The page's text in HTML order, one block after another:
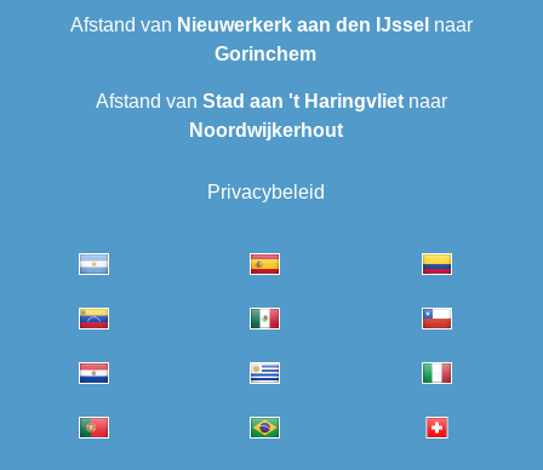
Afstand van Nieuwerkerk aan den IJssel naar
Gorinchem
Afstand van Stad aan 't Haringvliet naar
Noordwijkerhout
Privacybeleid